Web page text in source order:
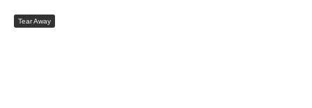
Tear Away